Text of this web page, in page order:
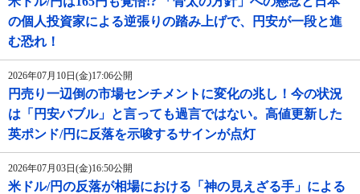
の個人投資家による逆張りの踏み上げで、円安が一段と進
む恐れ！
2026年07月10日(金)17:06公開
円売り一辺倒の市場センチメントに変化の兆し！今の状況
は「円安バブル」と言っても過言ではない。高値更新した
英ポンド/円に反落を示唆するサインが点灯
2026年07月03日(金)16:50公開
米ドル/円の反落が相場における「神の見えざる手」による